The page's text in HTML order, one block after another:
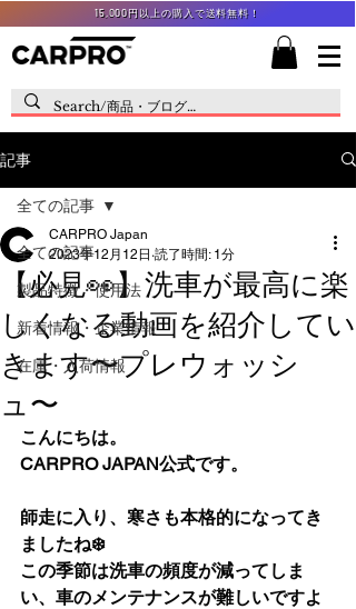
15,000円以上の購入で送料無料！
記事
全ての記事
製品特徴・使用法
新着情報・企業情報
在庫・入荷情報
全ての記事
【必見👀】洗車が最高に楽
しくなる動画を紹介してい
きます〜プレウォッシ
ュ〜
CARPRO Japan
2023年12月12日 読了時間: 1分
こんにちは。
CARPRO JAPAN公式です。
師走に入り、寒さも本格的になってき
ましたね❄️
この季節は洗車の頻度が減ってしま
い、車のメンテナンスが難しいですよ